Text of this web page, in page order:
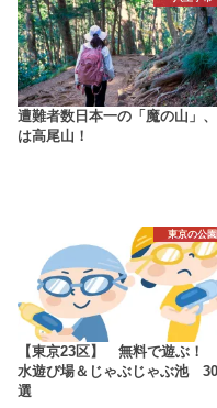
遭難者数日本一の「魔の山」
は高尾山！
東京の公園
【東京23区】 無料で遊ぶ！
水遊び場＆じゃぶじゃぶ池 30
選